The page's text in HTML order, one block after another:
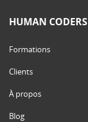
HUMAN CODERS
Formations
Clients
À propos
Blog